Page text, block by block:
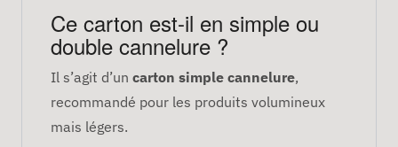
Ce carton est-il en simple ou
double cannelure ?
Il s’agit d’un carton simple cannelure,
recommandé pour les produits volumineux
mais légers.